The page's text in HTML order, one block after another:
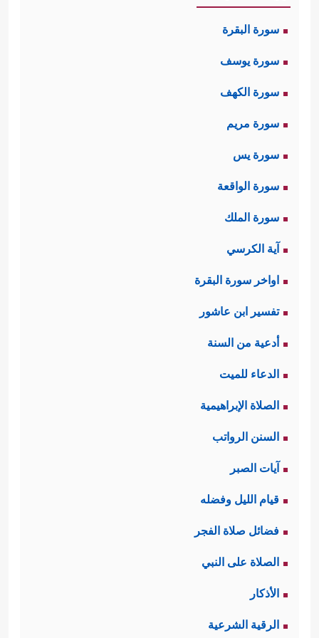
سورة البقرة
سورة يوسف
سورة الكهف
سورة مريم
سورة يس
سورة الواقعة
سورة الملك
آية الكرسي
اواخر سورة البقرة
تفسير ابن عاشور
أدعية من السنة
الدعاء للميت
الصلاة الإبراهيمية
السنن الرواتب
آيات الصبر
قيام الليل وفضله
فضائل صلاة الفجر
الصلاة على النبي
الأذكار
الرقية الشرعية